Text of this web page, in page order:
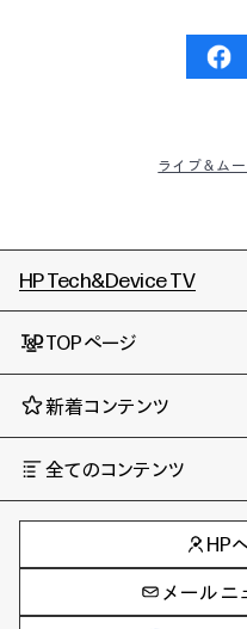
ライブ & ム
HP Tech&Device TV
TOPページ
新着コンテンツ
全てのコンテンツ
AIの進化と活用事例
製品トレンド & レビュー
サイバーセキュリティ
教育とテクノロジー
HP
メールニ